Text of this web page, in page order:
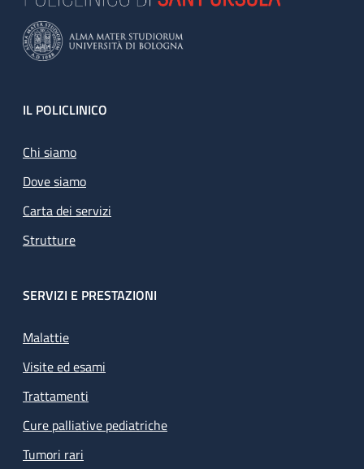
Footer
IL POLICLINICO
Chi siamo
Dove siamo
Carta dei servizi
Strutture
SERVIZI E PRESTAZIONI
Malattie
Visite ed esami
Trattamenti
Cure palliative pediatriche
Tumori rari